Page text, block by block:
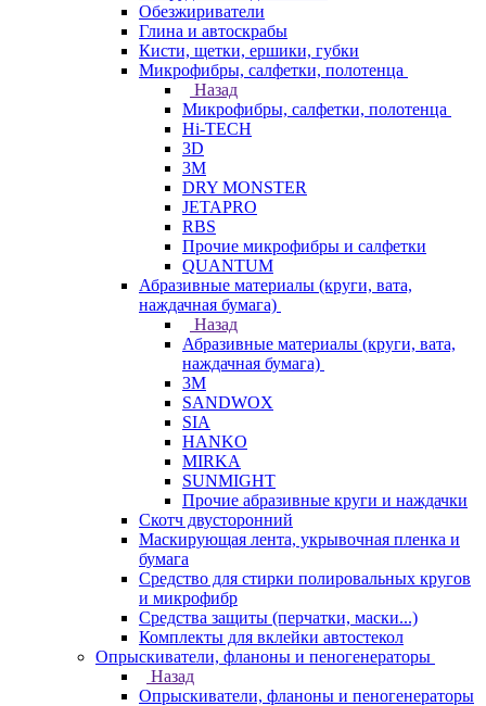
Обезжириватели
Глина и автоскрабы
Кисти, щетки, ершики, губки
Микрофибры, салфетки, полотенца
Назад
Микрофибры, салфетки, полотенца
Hi-TECH
3D
3М
DRY MONSTER
JETAPRO
RBS
Прочие микрофибры и салфетки
QUANTUM
Абразивные материалы (круги, вата,
наждачная бумага)
Назад
Абразивные материалы (круги, вата,
наждачная бумага)
3М
SANDWOX
SIA
HANKO
MIRKA
SUNMIGHT
Прочие абразивные круги и наждачки
Скотч двусторонний
Маскирующая лента, укрывочная пленка и
бумага
Средство для стирки полировальных кругов
и микрофибр
Средства защиты (перчатки, маски...)
Комплекты для вклейки автостекол
Опрыскиватели, фланоны и пеногенераторы
Назад
Опрыскиватели, фланоны и пеногенераторы